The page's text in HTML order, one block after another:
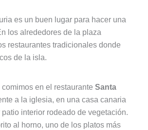
es un buen lugar para hacer una
los alrededores de la plaza
restaurantes tradicionales donde
de la isla.
comimos en el restaurante Santa
a la iglesia, en una casa canaria
interior rodeado de vegetación.
al horno, uno de los platos más